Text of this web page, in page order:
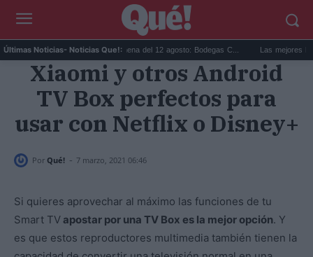
Últimas Noticias- Noticias Que!:
Eclipse solar en Cariñena del 12 agosto: Bodegas C... Las mejores
Xiaomi y otros Android
TV Box perfectos para
usar con Netflix o Disney+
Por Qué! - 7 marzo, 2021 06:46
Si quieres aprovechar al máximo las funciones de tu
Smart TVapostar por una TV Box es la mejor opción. Y
es que estos reproductores multimedia también tienen la